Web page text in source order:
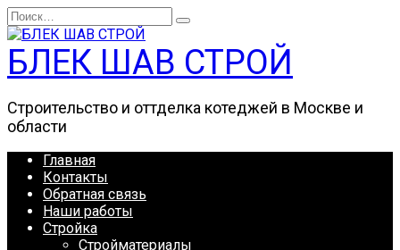
Перейти
к
содержанию
Search
for:
БЛЕК ШАВ СТРОЙ
Строительство и оттделка котеджей в Москве и
области
Главная
Контакты
Обратная связь
Наши работы
Стройка
Стройматериалы